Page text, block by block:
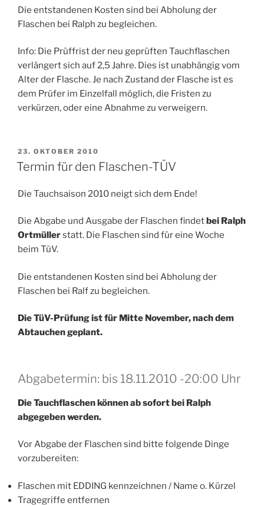
Die entstandenen Kosten sind bei Abholung der
Flaschen bei Ralph zu begleichen.
Info: Die Prüffrist der neu geprüften Tauchflaschen
verlängert sich auf 2,5 Jahre. Dies ist unabhängig vom
Alter der Flasche. Je nach Zustand der Flasche ist es
dem Prüfer im Einzelfall möglich, die Fristen zu
verkürzen, oder eine Abnahme zu verweigern.
VERÖFFENTLICHT
AM
23. OKTOBER 2010
Termin für den Flaschen-TÜV
Die Tauchsaison 2010 neigt sich dem Ende!
Die Abgabe und Ausgabe der Flaschen findetbei Ralph
Ortmüllerstatt. Die Flaschen sind für eine Woche
beim TüV.
Die entstandenen Kosten sind bei Abholung der
Flaschen bei Ralf zu begleichen.
Die TüV-Prüfung ist für Mitte November, nach dem
Abtauchen geplant.
Abgabetermin: bis 18.11.2010 -20:00 Uhr
Die Tauchflaschen können ab sofort bei Ralph
abgegeben werden.
Vor Abgabe der Flaschen sind bitte folgende Dinge
vorzubereiten:
Flaschen mit EDDING kennzeichnen / Name o. Kürzel
Tragegriffe entfernen